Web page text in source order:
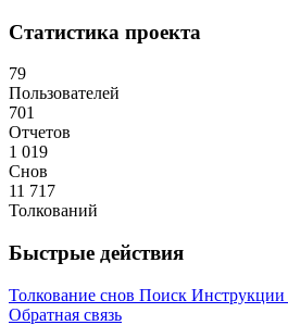
Статистика проекта
79
Пользователей
701
Отчетов
1 019
Снов
11 717
Толкований
Быстрые действия
Толкование снов Поиск Инструкции
Обратная связь